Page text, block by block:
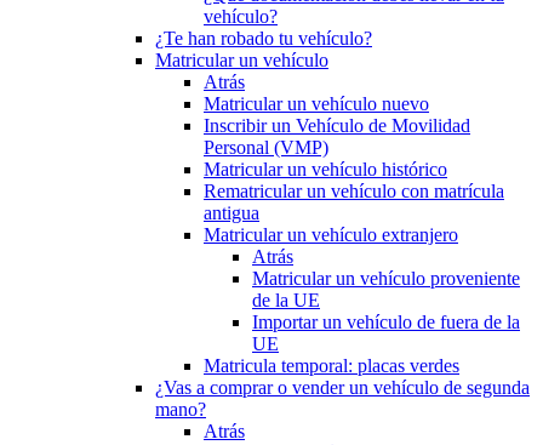
vehículo?
¿Te han robado tu vehículo?
Matricular un vehículo
Atrás
Matricular un vehículo nuevo
Inscribir un Vehículo de Movilidad
Personal (VMP)
Matricular un vehículo histórico
Rematricular un vehículo con matrícula
antigua
Matricular un vehículo extranjero
Atrás
Matricular un vehículo proveniente
de la UE
Importar un vehículo de fuera de la
UE
Matricula temporal: placas verdes
¿Vas a comprar o vender un vehículo de segunda
mano?
Atrás